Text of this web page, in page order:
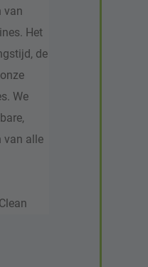
van
Het
de
We
van alle